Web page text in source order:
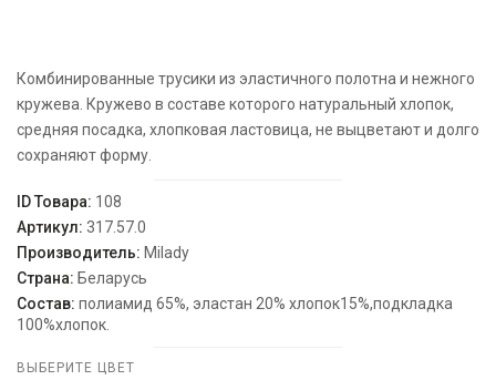
Комбинированные трусики из эластичного полотна и нежного
кружева. Кружево в составе которого натуральный хлопок,
средняя посадка, хлопковая ластовица, не выцветают и долго
сохраняют форму.
ID Товара: 108
Артикул: 317.57.0
Производитель: Milady
Страна: Беларусь
Состав: полиамид 65%, эластан 20% хлопок15%,подкладка
100%хлопок.
ВЫБЕРИТЕ ЦВЕТ